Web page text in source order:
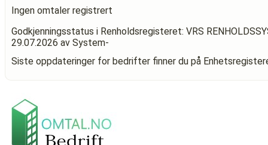
Ingen omtaler registrert
Godkjenningsstatus i Renholdsregisteret: VRS
29.07.2026 av System-
Siste oppdateringer for bedrifter finner du på